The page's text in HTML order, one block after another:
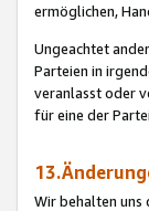
ermöglichen,
Ungeachtet
Parteien in
veranlasst oder
für eine der
Wir behalten uns